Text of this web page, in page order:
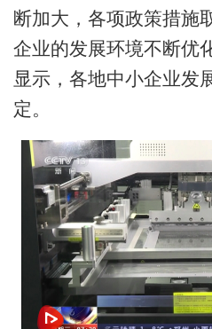
断加大，各项政策措施
企业的发展环境不断优
显示，各地中小企业发
定。